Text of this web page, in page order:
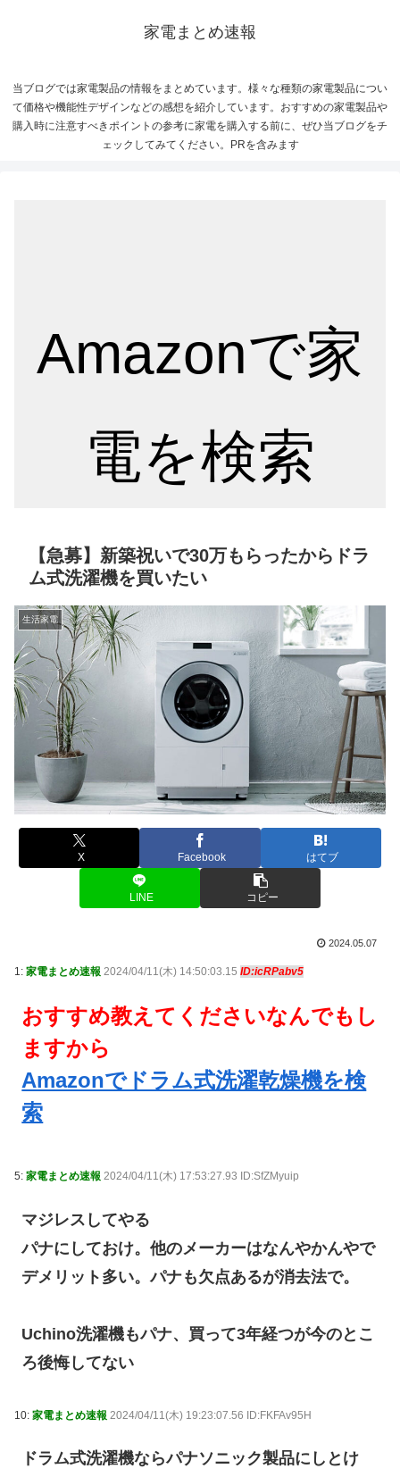
家電まとめ速報
当ブログでは家電製品の情報をまとめています。様々な種類の家電製品につい
て価格や機能性デザインなどの感想を紹介しています。おすすめの家電製品や
購入時に注意すべきポイントの参考に家電を購入する前に、ぜひ当ブログをチ
ェックしてみてください。PRを含みます
Amazonで家
電を検索
【急募】新築祝いで30万もらったからドラ
ム式洗濯機を買いたい
生活家電
X Facebook はてブ
LINE コピー
2024.05.07
1: 家電まとめ速報 2024/04/11(木) 14:50:03.15 ID:icRPabv5
おすすめ教えてくださいなんでもし
ますから
Amazonでドラム式洗濯乾燥機を検
索
5: 家電まとめ速報 2024/04/11(木) 17:53:27.93 ID:SfZMyuip
マジレスしてやる
パナにしておけ。他のメーカーはなんやかんやで
デメリット多い。パナも欠点あるが消去法で。
Uchino洗濯機もパナ、買って3年経つが今のとこ
ろ後悔してない
10: 家電まとめ速報 2024/04/11(木) 19:23:07.56 ID:FKFAv95H
ドラム式洗濯機ならパナソニック製品にしとけ